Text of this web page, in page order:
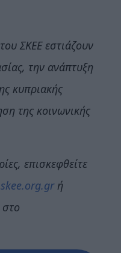
ΣΚΕΕ εστιάζουν
την ανάπτυξη
κυπριακής
της κοινωνικής
επισκεφθείτε
ή